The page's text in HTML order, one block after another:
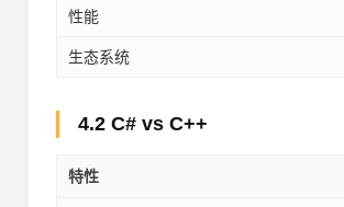
性能
生态系统
4.2 C# vs C++
特性